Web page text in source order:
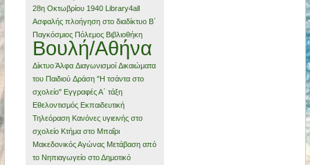
28η Οκτωβρίου 1940 Library4all
Ασφαλής πλοήγηση στο διαδίκτυο Β΄
Παγκόσμιος Πόλεμος Βιβλιοθήκη
Βουλή/Αθήνα
Δίκτυο Άλφα Διαγωνισμοί Δικαιώματα
του Παιδιού Δράση "Η τσάντα στο
σχολείο" Εγγραφές Α΄ τάξη
Εθελοντισμός Εκπαιδευτική
Τηλεόραση Κανόνες υγιεινής στο
σχολείο Κτήμα στο Μπαΐρι
Μακεδονικός Αγώνας Μετάβαση από
το Νηπιαγωγείο στο Δημοτικό